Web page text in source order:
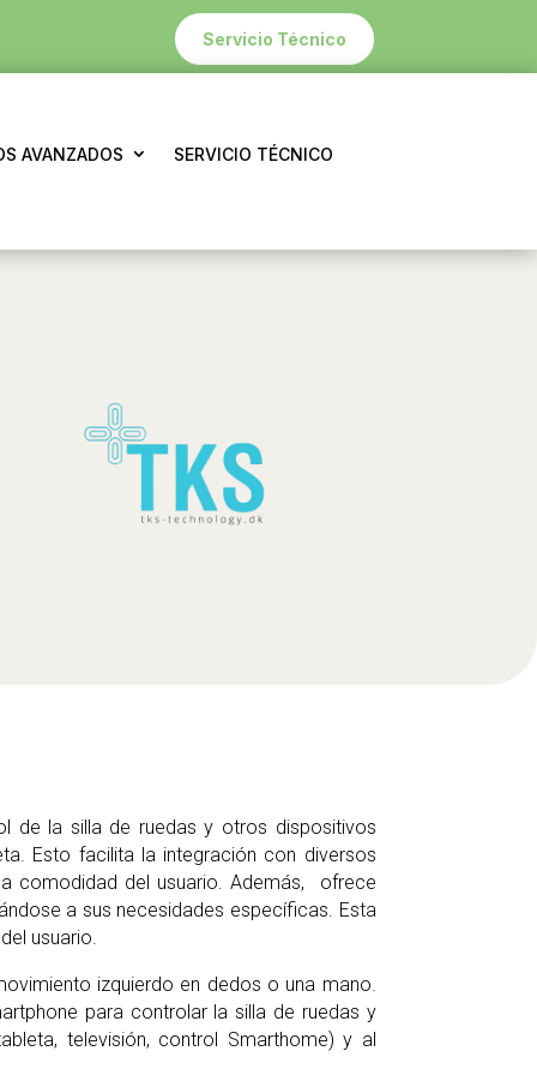
Servicio Técnico
AVANZADOS SERVICIO TÉCNICO
de la silla de ruedas y otros dispositivos
Esto facilita la integración con diversos
comodidad del usuario. Además, ofrece
a sus necesidades específicas. Esta
usuario.
izquierdo en dedos o una mano.
para controlar la silla de ruedas y
televisión, control Smarthome) y al